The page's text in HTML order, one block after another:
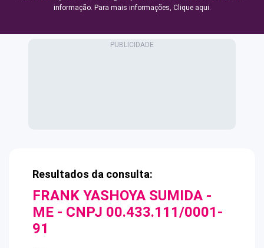
informação. Para mais informações, Clique aqui.
Resultados da consulta:
FRANK YASHOYA SUMIDA -
ME - CNPJ 00.433.111/0001-
91